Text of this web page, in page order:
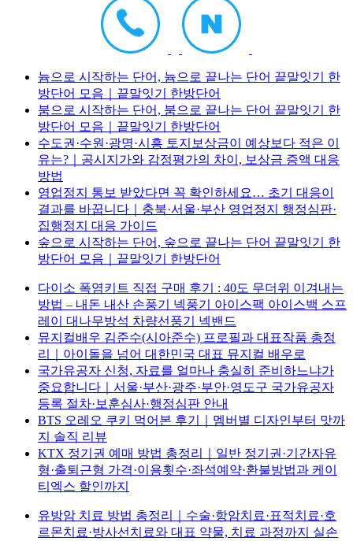
늄으로 시작하는 단어, 늄으로 끝나는 단어 끝말잇기 한
방단어 모음｜끝말잇기 한방단어
붐으로 시작하는 단어, 붐으로 끝나는 단어 끝말잇기 한
방단어 모음｜끝말잇기 한방단어
수도권·수원·광명·시흥 토지보상금이 예상보다 적은 이
유는?｜공시지가와 감정평가의 차이, 보상금 증액 대응
방법
영업정지 통보 받았다면 꼭 확인하세요… 초기 대응이
결과를 바꿉니다｜충북·서울·부산 영업정지 행정심판·
집행정지 대응 가이드
숲으로 시작하는 단어, 숲으로 끝나는 단어 끝말잇기 한
방단어 모음｜끝말잇기 한방단어
다이소 폭염키트 직접 구매 후기 : 40도 무더위 이겨내는
방법 – 내돈 내산 손풍기 넥풍기 아이스팩 아이스백 스프
레이 대나무방석 차량선풍기 넥밴드
뮤지컬배우 김준수(시아준수) 프로필과 대표작품 총정
리｜아이돌을 넘어 대한민국 대표 뮤지컬 배우로
국가유공자 신청, 자료를 얼마나 충실히 준비하느냐가
중요합니다｜서울·부산·광주·부안·영도구 국가유공자
등록 절차·보훈심사·행정심판 안내
BTS 오레오 쿠키 먹어본 후기｜멤버별 디자인부터 맛까
지 솔직 리뷰
KTX 정기권 예매 방법 총정리｜일반 정기권·기간자유
형·출퇴근형 가격·이용횟수·좌석예약·환불방법과 케이
티엑스 할인까지
유방암 치료 방법 총정리｜수술·항암치료·표적치료·호
르몬치료·방사선치료와 대표 약물, 치료 과정까지 실손